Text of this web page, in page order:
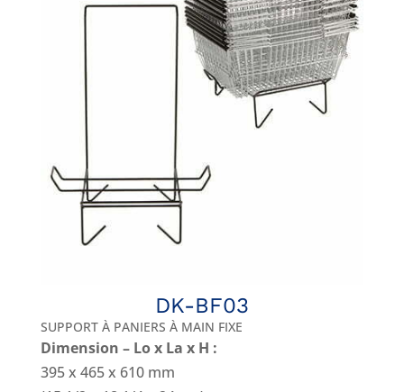
DK-BF03
SUPPORT À PANIERS À MAIN FIXE
Dimension – Lo x La x H :
395 x 465 x 610 mm